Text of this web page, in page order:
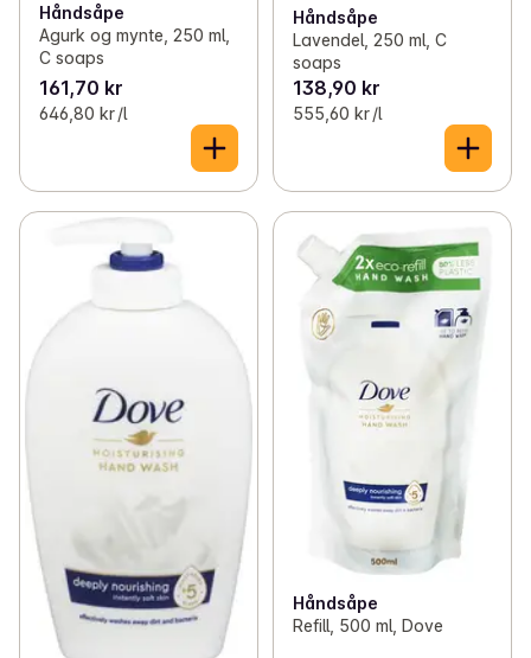
Håndsåpe
Agurk og mynte, 250 ml,
C soaps
161,70 kr
646,80 kr /l
Håndsåpe
Lavendel, 250 ml, C
soaps
138,90 kr
555,60 kr /l
Håndsåpe
Refill, 500 ml, Dove